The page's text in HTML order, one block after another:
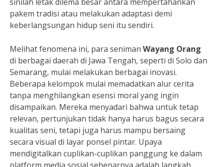
pakem tradisi atau melakukan adaptasi demi
keberlangsungan hidup seni itu sendiri.
Melihat fenomena ini, para seniman Wayang Orang
di berbagai daerah di Jawa Tengah, seperti di Solo dan
Semarang, mulai melakukan berbagai inovasi.
Beberapa kelompok mulai memadatkan alur cerita
tanpa menghilangkan esensi moral yang ingin
disampaikan. Mereka menyadari bahwa untuk tetap
relevan, pertunjukan tidak hanya harus bagus secara
kualitas seni, tetapi juga harus mampu bersaing
secara visual di layar ponsel pintar. Upaya
mendigitalkan cuplikan-cuplikan panggung ke dalam